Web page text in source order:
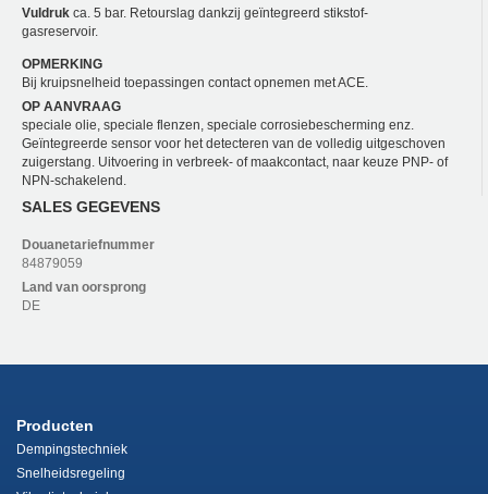
Vuldruk ca. 5 bar. Retourslag dankzij geïntegreerd stikstof-
gasreservoir.
OPMERKING
Bij kruipsnelheid toepassingen contact opnemen met ACE.
OP AANVRAAG
speciale olie, speciale flenzen, speciale corrosiebescherming enz.
Geïntegreerde sensor voor het detecteren van de volledig uitgeschoven
zuigerstang. Uitvoering in verbreek- of maakcontact, naar keuze PNP- of
NPN-schakelend.
SALES GEGEVENS
Douanetariefnummer
84879059
Land van oorsprong
DE
Producten
Dempingstechniek
Snelheidsregeling